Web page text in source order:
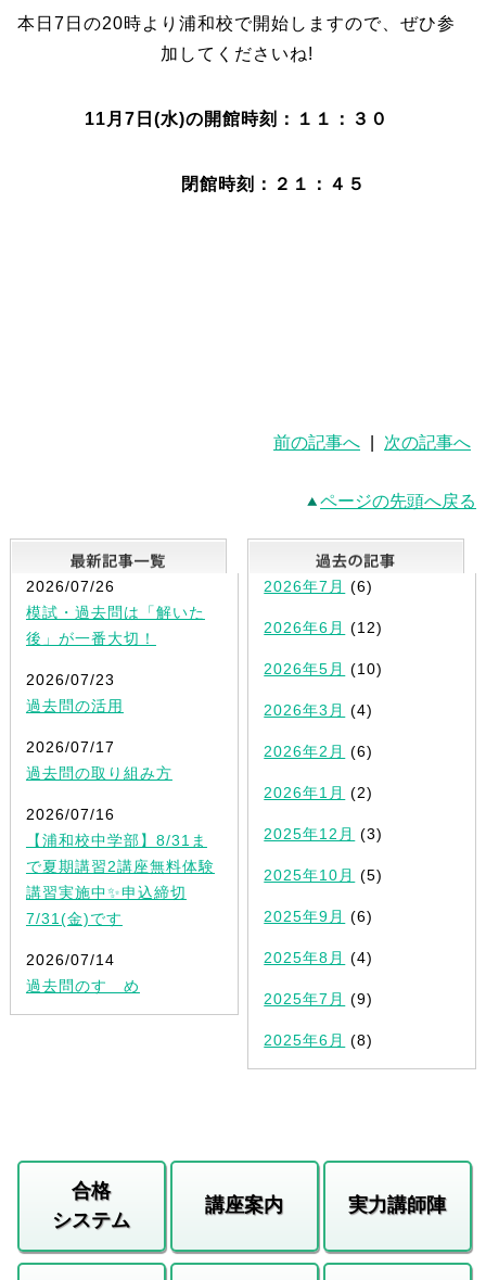
本日7日の20時より浦和校で開始しますので、ぜひ参
加してくださいね!
11月7日(水)の開館時刻：１１：３０
閉館時刻：２１：４５
前の記事へ 次の記事へ
ページの先頭へ戻る
最新記事一覧
2026/07/26
模試・過去問は「解いた
後」が一番大切！
2026/07/23
過去問の活用
2026/07/17
過去問の取り組み方
2026/07/16
【浦和校中学部】8/31ま
で夏期講習2講座無料体験
講習実施中✨申込締切
7/31(金)です
2026/07/14
過去問のすゝめ
2026年7月 (6)
2026年6月 (12)
2026年5月 (10)
2026年3月 (4)
2026年2月 (6)
2026年1月 (2)
2025年12月 (3)
2025年10月 (5)
2025年9月 (6)
2025年8月 (4)
2025年7月 (9)
2025年6月 (8)
合格
システム
講座案内 実力講師陣